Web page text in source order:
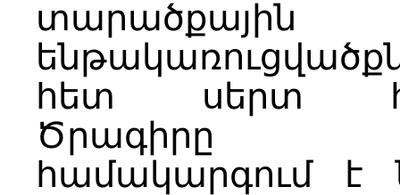
հետ սերտ
Ծրագիրը
համակարգում է